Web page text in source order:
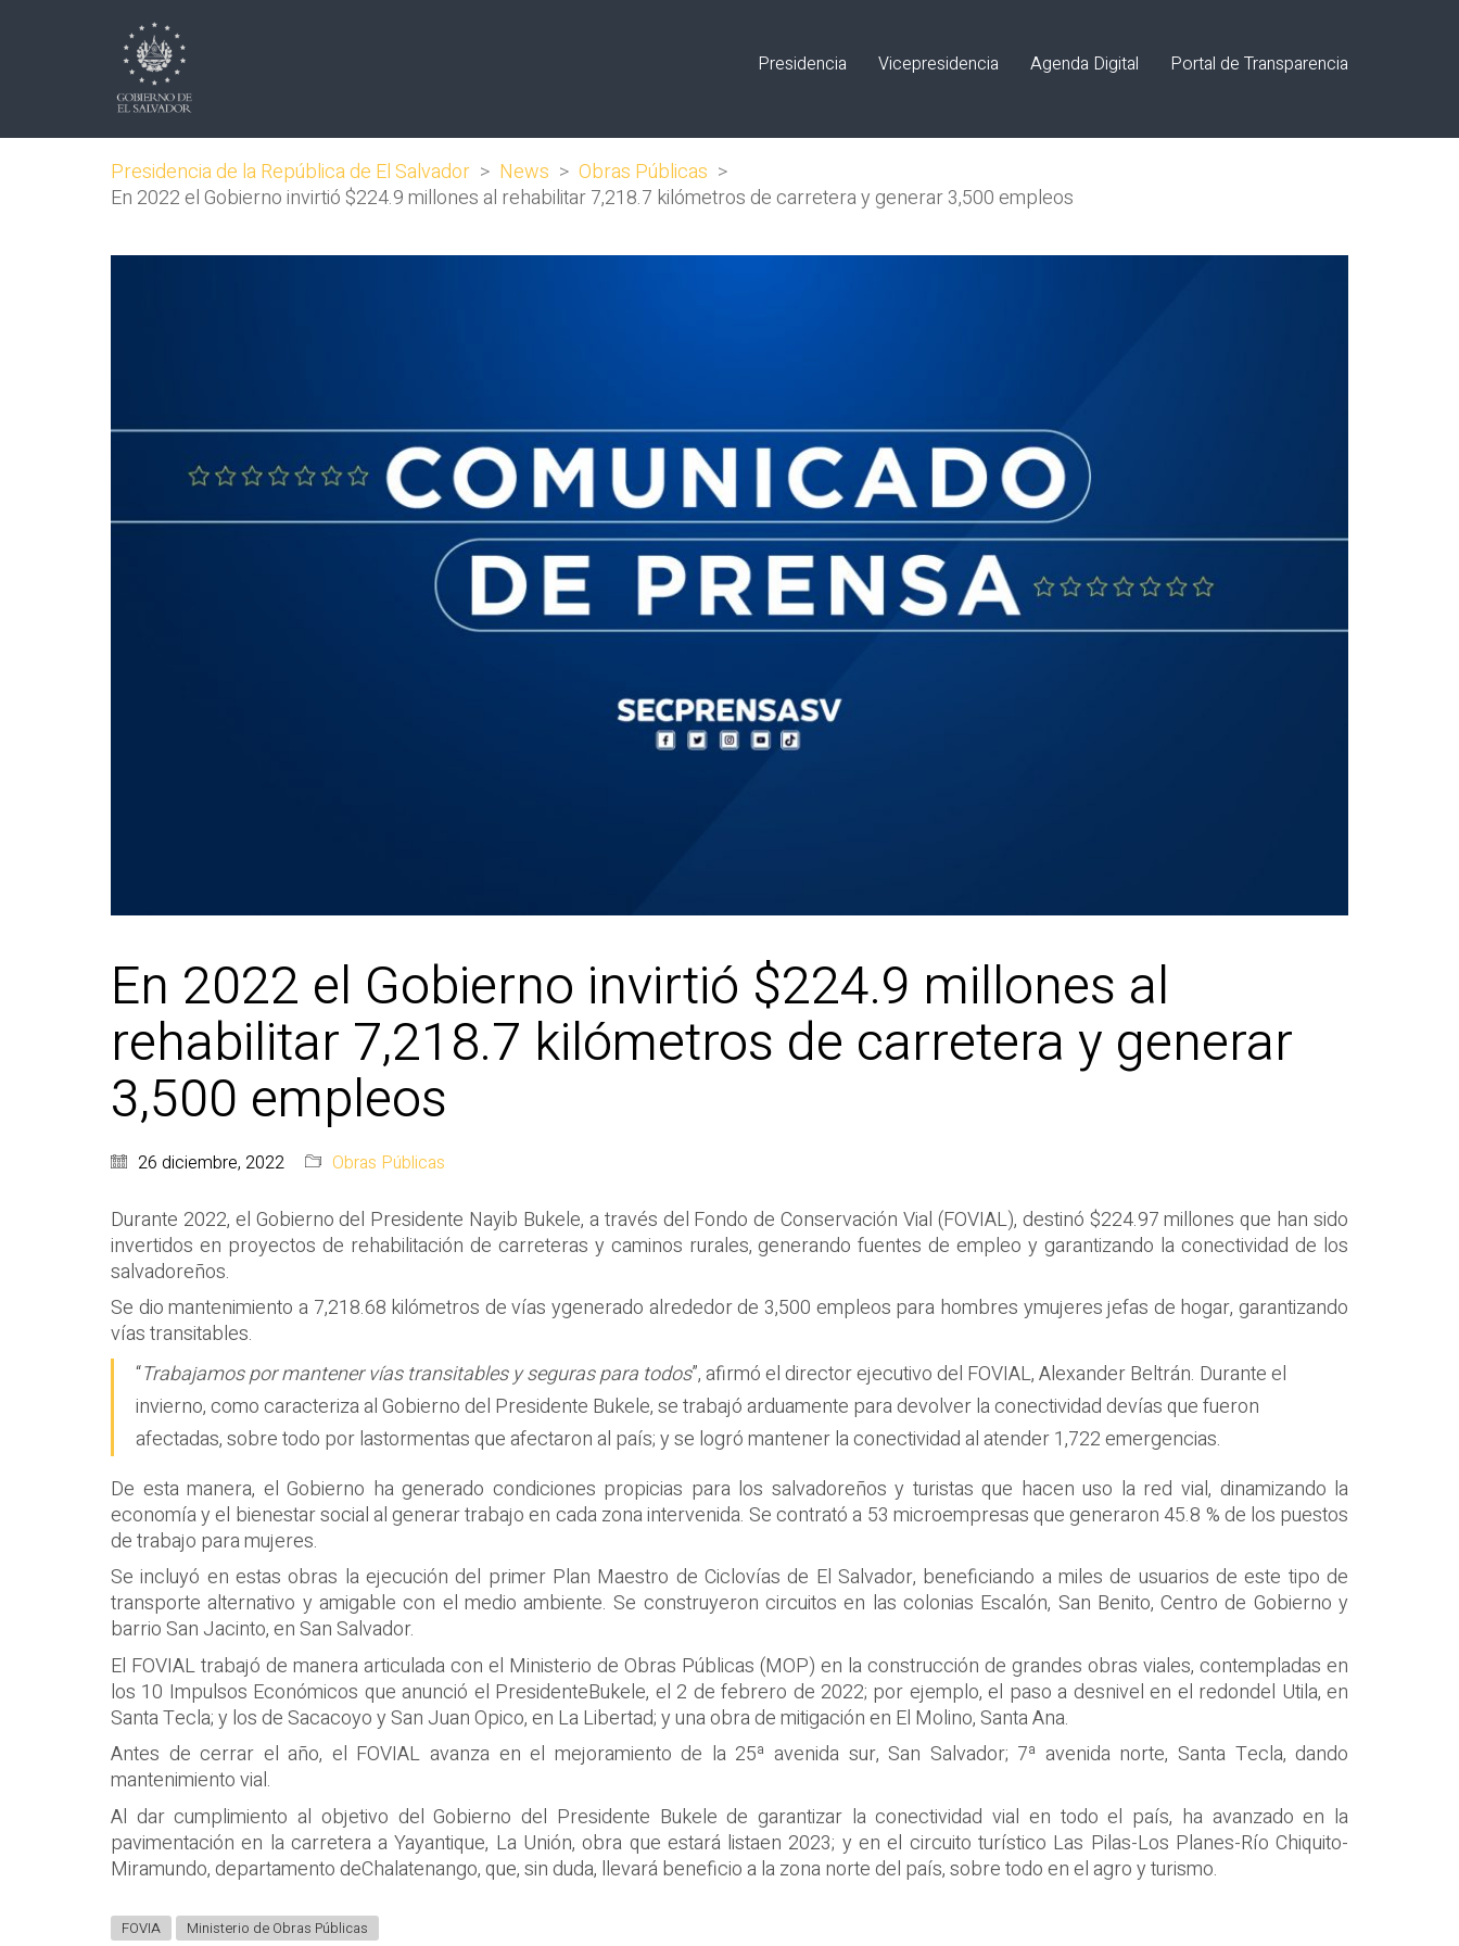
Presidencia Vicepresidencia Agenda Digital Portal de Transparencia
Presidencia de la República de El Salvador > News > Obras Públicas >
En 2022 el Gobierno invirtió $224.9 millones al rehabilitar 7,218.7 kilómetros de carretera y generar 3,500 empleos
En 2022 el Gobierno invirtió $224.9 millones al
rehabilitar 7,218.7 kilómetros de carretera y generar
3,500 empleos
26 diciembre, 2022 Obras Públicas
Durante 2022, el Gobierno del Presidente Nayib Bukele, a través del Fondo de Conservación Vial (FOVIAL), destinó $224.97millonesque han sido
invertidos en proyectos de rehabilitación de carreteras y caminos rurales, generando fuentes deempleo y garantizando la conectividad de los
salvadoreños.
Se diomantenimiento a7,218.68 kilómetros devías ygenerado alrededor de 3,500 empleos para hombres ymujeresjefas de hogar, garantizando
vías transitables.
“Trabajamos por mantener vías transitables y seguras para todos”,afirmóel director ejecutivo del FOVIAL, Alexander Beltrán. Durante el
invierno,como caracterizaal Gobierno del Presidente Bukele,setrabajóarduamente paradevolver la conectividaddevíasque fueron
afectadas, sobre todo porlastormentasque afectaron al país; y se logrómantener laconectividadal atender1,722 emergencias.
De esta manera, el Gobierno ha generado condiciones propicias para los salvadoreños y turistas que hacen uso lared vial, dinamizando la
economía y el bienestar social al generartrabajo en cada zona intervenida.Se contrató a 53 microempresasque generaron45.8 %de los puestos
de trabajo para mujeres.
Se incluyó en estas obras la ejecución del primer Plan Maestro de Ciclovías de El Salvador, beneficiando a miles de usuarios de este tipo de
transporte alternativo y amigable con el medio ambiente. Se construyeron circuitos en las colonias Escalón, San Benito, Centro de Gobierno y
barrio San Jacinto, en San Salvador.
El FOVIAL trabajó de manera articulada con el Ministerio de Obras Públicas (MOP) en la construcción de grandes obras viales, contempladas en
los 10 Impulsos Económicos que anunció el PresidenteBukele, el 2 de febrero de 2022; por ejemplo, el paso a desnivelen el redondel Utila, en
Santa Tecla; y los deSacacoyoySan Juan Opico,en La Libertad;y unaobra de mitigación en El Molino, Santa Ana.
Antes de cerrar el año, el FOVIAL avanza en el mejoramiento de la25ª avenida sur, San Salvador; 7ª avenida norte, Santa Tecla,dando
mantenimiento vial.
Al dar cumplimiento al objetivo del Gobierno del Presidente Bukele de garantizar la conectividad vial en todo el país, haavanzado en la
pavimentación en la carreteraa Yayantique, La Unión,obra que estará listaen 2023; y enel circuito turístico Las Pilas-Los Planes-Río Chiquito-
Miramundo,departamento deChalatenango, que,sin duda, llevarábeneficioala zonanorte del país, sobre todo en el agro y turismo.
FOVIA Ministerio de Obras Públicas